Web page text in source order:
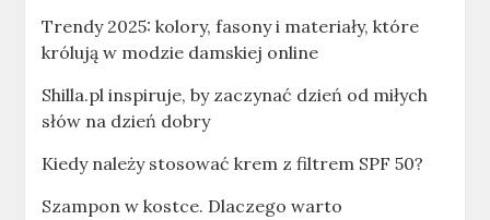
Trendy 2025: kolory, fasony i materiały, które
królują w modzie damskiej online
Shilla.pl inspiruje, by zaczynać dzień od miłych
słów na dzień dobry
Kiedy należy stosować krem z filtrem SPF 50?
Szampon w kostce. Dlaczego warto